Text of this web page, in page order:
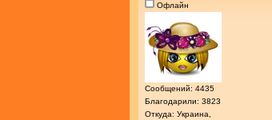
Офлайн
Сообщений: 4435
Благодарили: 3823
Откуда: Украина,